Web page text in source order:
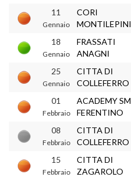
11
Gennaio
CORI
MONTILEPINI
18
Gennaio
FRASSATI
ANAGNI
25
Gennaio
CITTA DI
COLLEFERRO
01
Febbraio
ACADEMY SM
FERENTINO
08
Febbraio
CITTA DI
COLLEFERRO
15
Febbraio
CITTA DI
ZAGAROLO